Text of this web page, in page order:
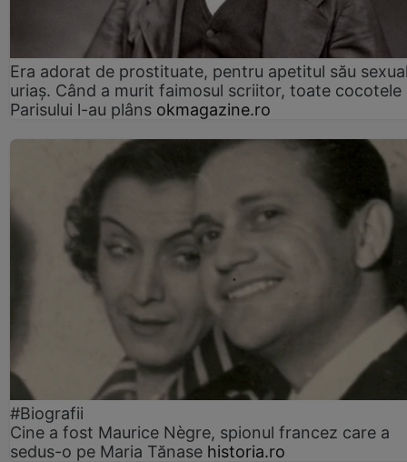
Era adorat de prostituate, pentru apetitul său
uriaș. Când a murit faimosul scriitor, toate cocotele
Parisului l-au plâns okmagazine.ro
#Biografii
Cine a fost Maurice Nègre, spionul francez care a
sedus-o pe Maria Tănase historia.ro